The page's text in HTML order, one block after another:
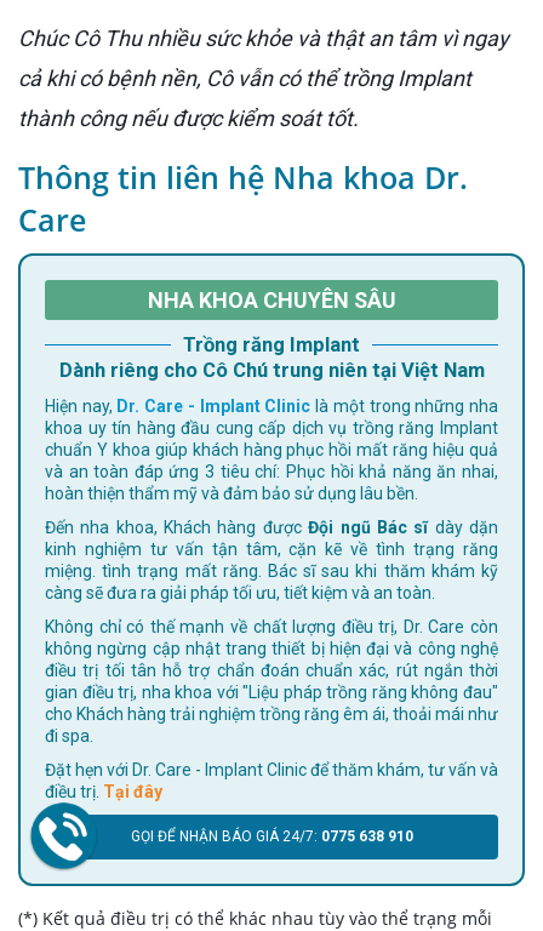
Chúc Cô Thu nhiều sức khỏe và thật an tâm vì ngay
cả khi có bệnh nền, Cô vẫn có thể trồng Implant
thành công nếu được kiểm soát tốt.
Thông tin liên hệ Nha khoa Dr.
Care
NHA KHOA CHUYÊN SÂU
Trồng răng Implant
Dành riêng cho Cô Chú trung niên tại Việt Nam
Hiện nay, Dr. Care - Implant Clinic là một trong những nha
khoa uy tín hàng đầu cung cấp dịch vụ trồng răng Implant
chuẩn Y khoa giúp khách hàng phục hồi mất răng hiệu quả
và an toàn đáp ứng 3 tiêu chí: Phục hồi khả năng ăn nhai,
hoàn thiện thẩm mỹ và đảm bảo sử dụng lâu bền.
Đến nha khoa, Khách hàng đượcĐội ngũ Bác sĩdày dặn
kinh nghiệm tư vấn tận tâm, cặn kẽ về tình trạng răng
miệng. tình trạng mất răng. Bác sĩ sau khi thăm khám kỹ
càng sẽ đưa ra giải pháp tối ưu, tiết kiệm và an toàn.
Không chỉ có thế mạnh về chất lượng điều trị, Dr. Care còn
không ngừng cập nhật trang thiết bị hiện đại và công nghệ
điều trị tối tân hỗ trợ chẩn đoán chuẩn xác, rút ngắn thời
gian điều trị, nha khoa với "Liệu pháp trồng răng không đau"
cho Khách hàng trải nghiệm trồng răng êm ái, thoải mái như
đi spa.
Đặt hẹn với Dr. Care - Implant Clinic để thăm khám, tư vấn và
điều trị. Tại đây
GỌI ĐỂ NHẬN BÁO GIÁ 24/7: 0775 638 910
(*) Kết quả điều trị có thể khác nhau tùy vào thể trạng mỗi